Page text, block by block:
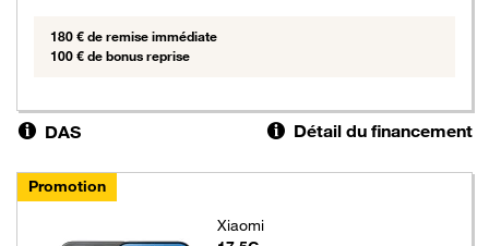
180 € de remise immédiate
100 € de bonus reprise
DAS Détail du financement
Promotion
Xiaomi